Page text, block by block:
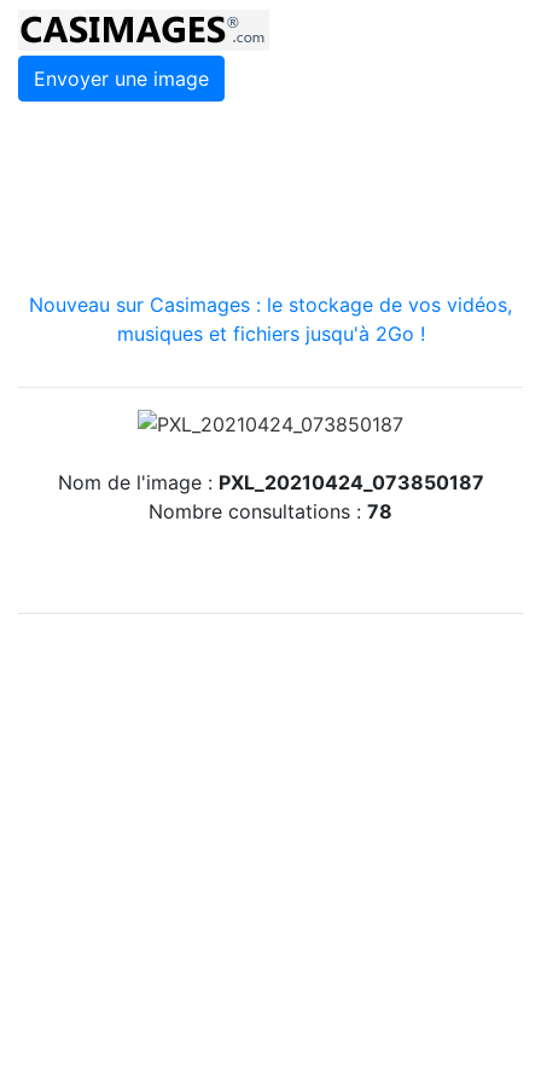
Envoyer une image
Nouveau sur Casimages : le stockage de vos vidéos,
musiques et fichiers jusqu'à 2Go !
Nom de l'image : PXL_20210424_073850187
Nombre consultations : 78